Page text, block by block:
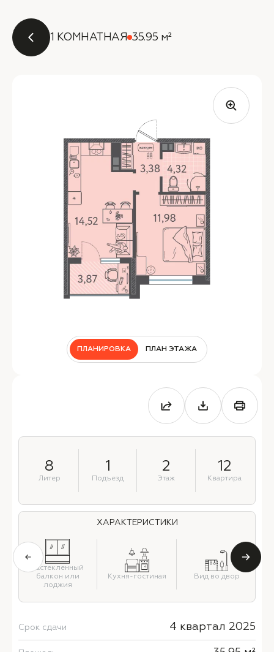
1 КОМНАТНАЯ 35.95 м²
ПЛАНИРОВКА ПЛАН ЭТАЖА
8
Литер
1
Подъезд
2
Этаж
12
Квартира
ХАРАКТЕРИСТИКИ
Застекленный
балкон или
лоджия
Кухня-гостиная Вид во двор
Срок сдачи 4 квартал 2025